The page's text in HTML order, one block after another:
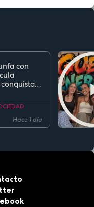
con
Hace 1 día